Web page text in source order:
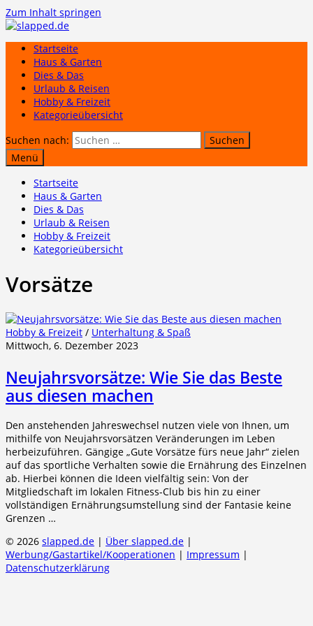
Zum Inhalt springen
Startseite
Haus & Garten
Dies & Das
Urlaub & Reisen
Hobby & Freizeit
Kategorieübersicht
Suchen nach:
Menü
Startseite
Haus & Garten
Dies & Das
Urlaub & Reisen
Hobby & Freizeit
Kategorieübersicht
Vorsätze
Hobby & Freizeit / Unterhaltung & Spaß
Mittwoch, 6. Dezember 2023
Neujahrsvorsätze: Wie Sie das Beste
aus diesen machen
Den anstehenden Jahreswechsel nutzen viele von Ihnen, um
mithilfe von Neujahrsvorsätzen Veränderungen im Leben
herbeizuführen. Gängige „Gute Vorsätze fürs neue Jahr“ zielen
auf das sportliche Verhalten sowie die Ernährung des Einzelnen
ab. Hierbei können die Ideen vielfältig sein: Von der
Mitgliedschaft im lokalen Fitness-Club bis hin zu einer
vollständigen Ernährungsumstellung sind der Fantasie keine
Grenzen …
© 2026 slapped.de | Über slapped.de |
Werbung/Gastartikel/Kooperationen | Impressum |
Datenschutzerklärung